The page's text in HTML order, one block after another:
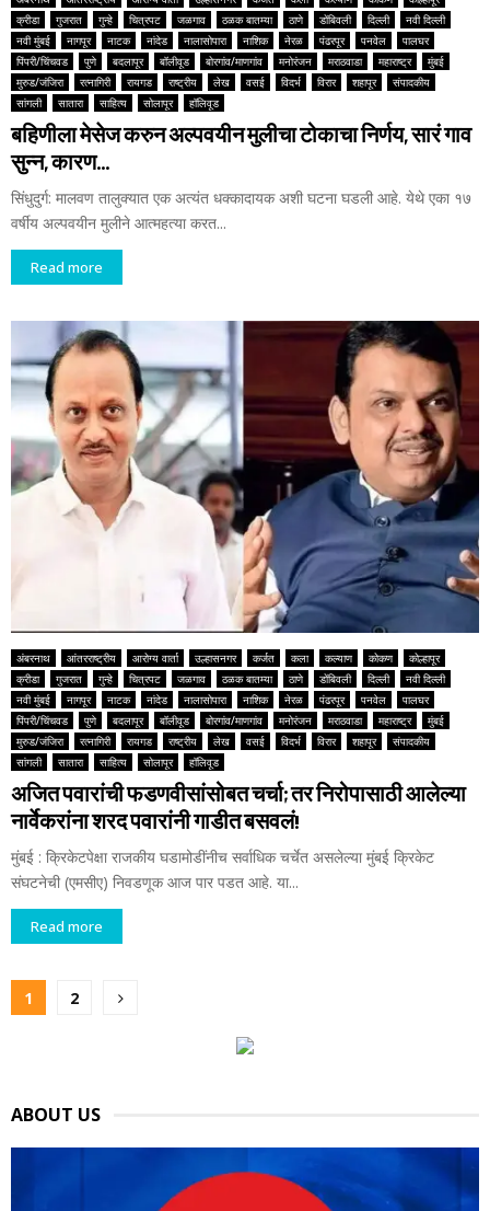
क्रीडा
गुजरात गुन्हे चित्रपट जळगाव ठळक बातम्या ठाणे डोंबिवली दिल्ली
नवी दिल्ली
नवी मुंबई
नागपूर नाटक नांदेड नालासोपारा नाशिक नेरळ पंढरपूर पनवेल
पालघर
पिंपरी/चिंचवड
पुणे बदलापूर बॉलीवूड बोरगांव/माणगांव मनोरंजन मराठवाडा महाराष्ट्र
मुंबई
मुरुड/जंजिरा
रत्नागिरी रायगड राष्ट्रीय लेख वसई विदर्भ विरार शहापूर
संपादकीय
सांगली
सातारा साहित्य सोलापूर हॉलिवूड
बहिणीला मेसेज करुन अल्पवयीन मुलीचा टोकाचा निर्णय, सारं गाव
सुन्न, कारण…
सिंधुदुर्ग: मालवण तालुक्यात एक अत्यंत धक्कादायक अशी घटना घडली आहे. येथे एका १७
वर्षीय अल्पवयीन मुलीने आत्महत्या करत...
Read more
अंबरनाथ आंतरराष्ट्रीय आरोग्य वार्ता उल्हासनगर कर्जत कला कल्याण कोकण
कोल्हापूर
क्रीडा
गुजरात गुन्हे चित्रपट जळगाव ठळक बातम्या ठाणे डोंबिवली दिल्ली
नवी दिल्ली
नवी मुंबई
नागपूर नाटक नांदेड नालासोपारा नाशिक नेरळ पंढरपूर पनवेल
पालघर
पिंपरी/चिंचवड
पुणे बदलापूर बॉलीवूड बोरगांव/माणगांव मनोरंजन मराठवाडा महाराष्ट्र
मुंबई
मुरुड/जंजिरा
रत्नागिरी रायगड राष्ट्रीय लेख वसई विदर्भ विरार शहापूर
संपादकीय
सांगली
सातारा साहित्य सोलापूर हॉलिवूड
अजित पवारांची फडणवीसांसोबत चर्चा; तर निरोपासाठी आलेल्या
नार्वेकरांना शरद पवारांनी गाडीत बसवलं!
मुंबई : क्रिकेटपेक्षा राजकीय घडामोडींनीच सर्वाधिक चर्चेत असलेल्या मुंबई क्रिकेट
संघटनेची (एमसीए) निवडणूक आज पार पडत आहे. या...
Read more
Posts
1 2
ABOUT US